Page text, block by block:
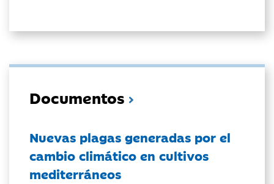
Documentos
Nuevas plagas generadas por el
cambio climático en cultivos
mediterráneos